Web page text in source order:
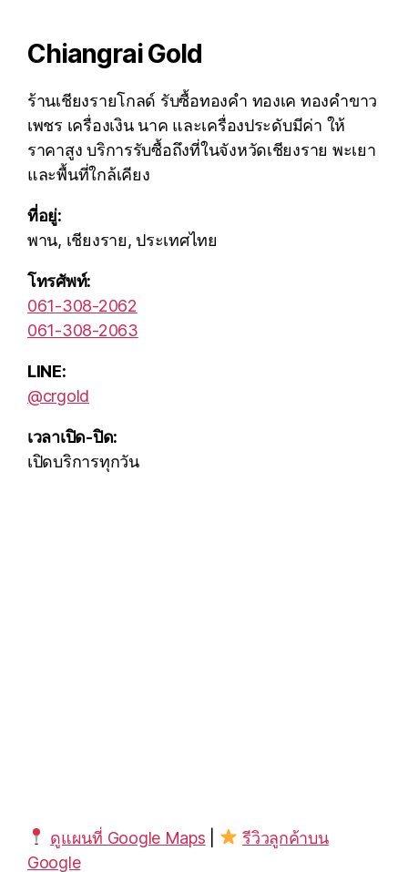
Chiangrai Gold
ร้านเชียงรายโกลด์ รับซื้อทองคำ ทองเค ทองคำขาว
เพชร เครื่องเงิน นาค และเครื่องประดับมีค่า ให้
ราคาสูง บริการรับซื้อถึงที่ในจังหวัดเชียงราย พะเยา
และพื้นที่ใกล้เคียง
ที่อยู่:
พาน, เชียงราย, ประเทศไทย
โทรศัพท์:
061-308-2062
061-308-2063
LINE:
@crgold
เวลาเปิด-ปิด:
เปิดบริการทุกวัน
ดูแผนที่ Google Maps
รีวิวลูกค้าบน
Google